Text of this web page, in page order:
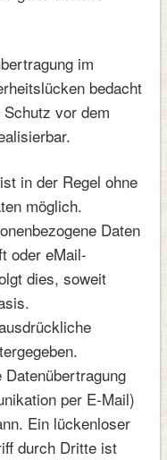
im
bedacht
vor dem
in der Regel ohne
möglich.
Daten
oder eMail-
dies, soweit
per E-Mail)
Ein lückenloser
durch Dritte ist